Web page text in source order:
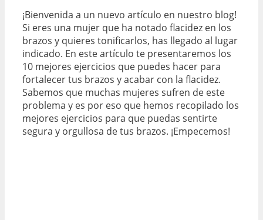
¡Bienvenida a un nuevo artículo en nuestro blog!
Si eres una mujer que ha notado flacidez en los
brazos y quieres tonificarlos, has llegado al lugar
indicado. En este artículo te presentaremos los
10 mejores ejercicios que puedes hacer para
fortalecer tus brazos y acabar con la flacidez.
Sabemos que muchas mujeres sufren de este
problema y es por eso que hemos recopilado los
mejores ejercicios para que puedas sentirte
segura y orgullosa de tus brazos. ¡Empecemos!